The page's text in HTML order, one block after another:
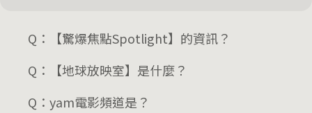
Q：【驚爆焦點Spotlight】的資訊？
Q：【地球放映室】是什麼？
Q：yam電影頻道是？